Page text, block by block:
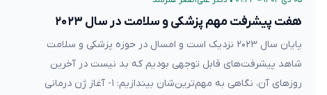
هفت پیشرفت مهم پزشکی و سلامت در سال ۲۰۲۳
پایان سال ۲۰۲۳ نزدیک است و امسال در حوزه پزشکی و سلامت
شاهد پیشرفت‌های قابل توجهی بودیم که بد نیست در آخرین
روزهای آن، نگاهی به مهم‌ترین‌شان بیندازیم: ۱- آغاز ژن درمانی